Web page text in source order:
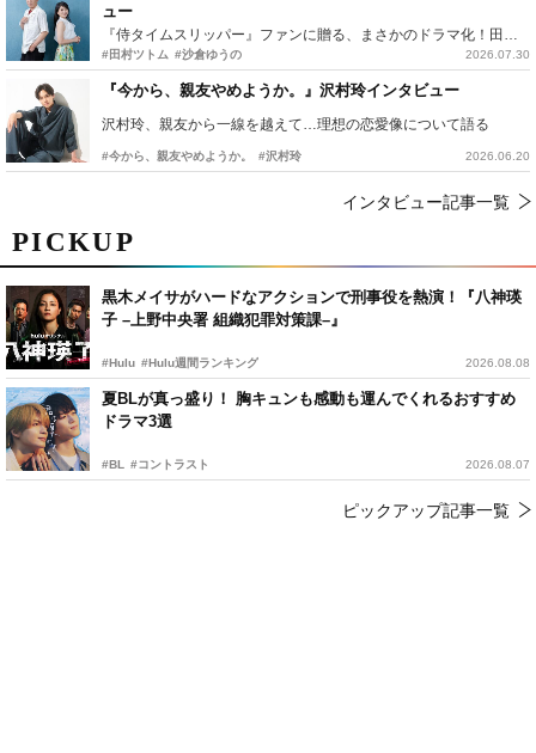
PICKUP
黒木メイサがハードなアクションで刑事役を熱演！『八神瑛
子 –上野中央署 組織犯罪対策課–』
#Hulu #Hulu週間ランキング 2026.08.08
夏BLが真っ盛り！ 胸キュンも感動も運んでくれるおすすめ
ドラマ3選
#BL #コントラスト 2026.08.07
ピックアップ記事一覧
ュー
『侍タイムスリッパー』ファンに贈る、まさかのドラマ化！田村ツトム×沙倉ゆうのが語る『心配無用ノ介』撮影秘話
#田村ツトム #沙倉ゆうの 2026.07.30
『今から、親友やめようか。』沢村玲インタビュー
沢村玲、親友から一線を越えて…理想の恋愛像について語る
#今から、親友やめようか。 #沢村玲 2026.06.20
インタビュー記事一覧